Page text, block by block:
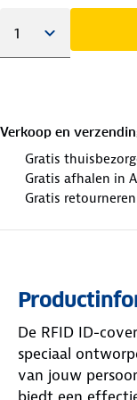
Verkoop en
Gratis
Gratis afhalen in
Gratis
De RFID ID-
speciaal
van jouw